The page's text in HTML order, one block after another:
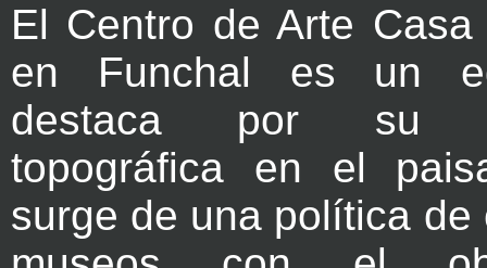
El Centro de Arte
en Funchal es un
destaca por su
topográfica en el
surge de una política de